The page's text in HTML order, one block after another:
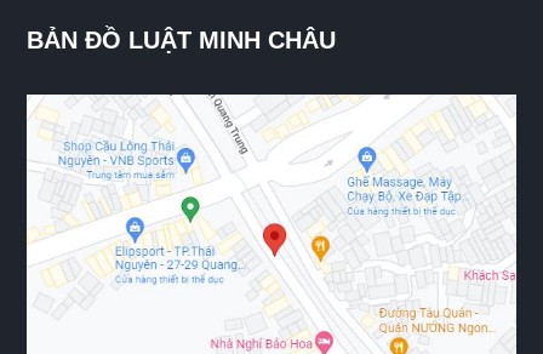
BẢN ĐỒ LUẬT MINH CHÂU